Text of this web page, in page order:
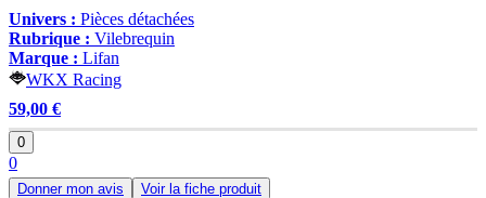
Univers : Pièces détachées
Rubrique : Vilebrequin
Marque : Lifan
WKX Racing
59,00 €
0
0
Donner mon avis Voir la fiche produit